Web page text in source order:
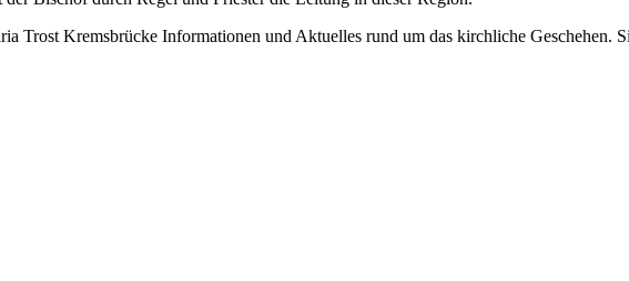
Trost Kremsbrücke Informationen und Aktuelles rund um das kirchliche Geschehen.